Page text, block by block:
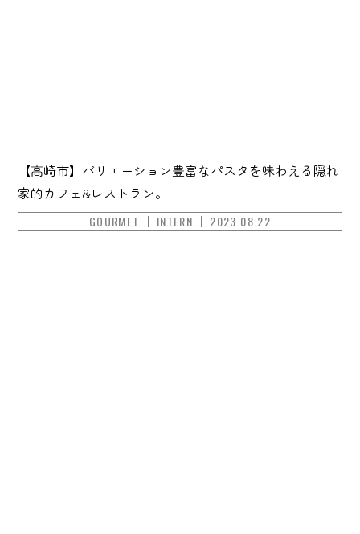
【高崎市】バリエーション豊富なパスタを味わえる隠れ
家的カフェ&レストラン。
GOURMET INTERN 2023.08.22